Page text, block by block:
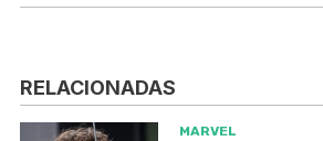
RELACIONADAS
MARVEL